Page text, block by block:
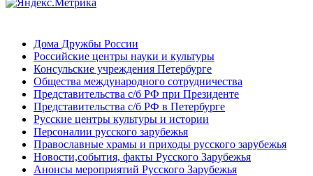
Дома Дружбы России
Российские центры науки и культуры
Консульские учреждения Петербурге
Общества международного сотрудничества
Представительства с/б РФ при Президенте
Представительства с/б РФ в Петербурге
Русские центры культуры и истории
Персоналии русского зарубежья
Православные храмы и приходы русского зарубежья
Новости,события, факты Русского Зарубежья
Анонсы мероприятий Русского Зарубежья